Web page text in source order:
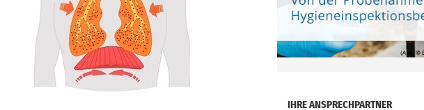
IHRE ANSPRECHPARTNER